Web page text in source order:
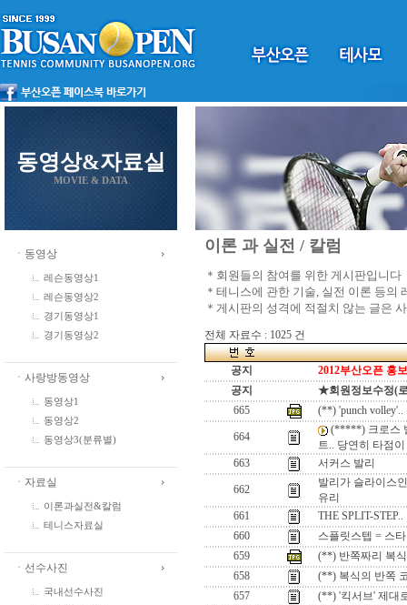
동영상&자료실
MOVIE & DATA
ㆍ동영상
레슨동영상1
레슨동영상2
경기동영상1
경기동영상2
ㆍ사랑방동영상
동영상1
동영상2
동영상3(분류별)
ㆍ자료실
이론과실전&칼럼
테니스자료실
ㆍ선수사진
국내선수사진
이론 과 실전 / 칼럼
＊회원들의 참여를 위한 게시판입니다
＊테니스에 관한 기술, 실전 이론 등의
＊게시판의 성격에 적절치 않는 글은
전체 자료수 : 1025 건
공지
2012부산오픈 홍
공지
★회원정보수정(
665
(**) 'punch
664
(*****) 크로스
트.. 당연히 타점
663
서커스 발리
662
발리가 슬라이스
유리
661
THE SPLIT-
660
스플릿스텝 = 스
659
(**) 반쪽짜리 복
658
(**) 복식의 반쪽
657
(**) '킥서브' 제대